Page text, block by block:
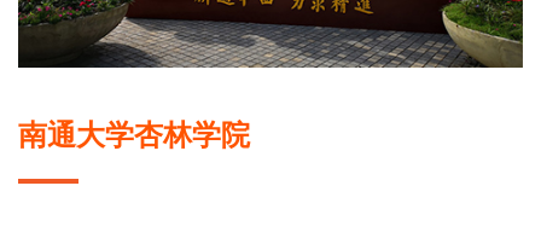
南通大学杏林学院